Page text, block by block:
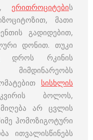
ერითროციტების
მათი
გადიდებით,
დონით. თუკი
დროს რკინის
სისხლის
ბოლოს,
არ ცვლის
ჰომოზიგოტური
ითვალისწინებს